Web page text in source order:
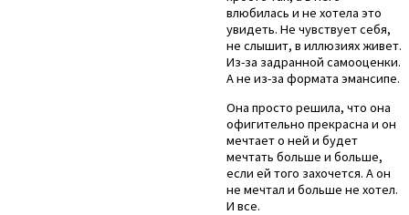
влюбилась и не хотела это
увидеть. Не чувствует себя,
не слышит, в иллюзиях живет.
Из-за задранной самооценки.
А не из-за формата эмансипе.
Она просто решила, что она
офигительно прекрасна и он
мечтает о ней и будет
мечтать больше и больше,
если ей того захочется. А он
не мечтал и больше не хотел.
И все.